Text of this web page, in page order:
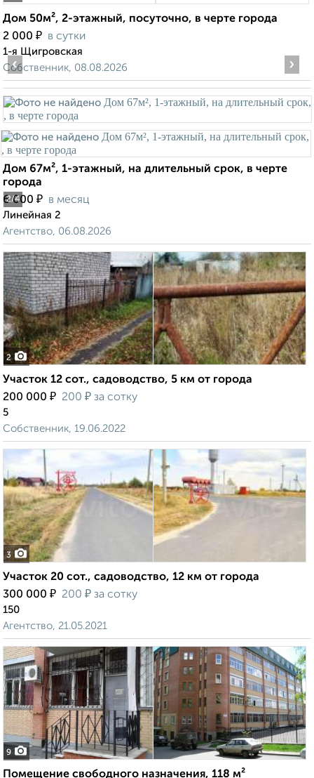
Дом 50м², 2-этажный, посуточно, в черте города
2 000 ₽ в сутки
1-я Щигровская
Собственник, 08.08.2026
2/4
‹ ›
Дом 67м², 1-этажный, на длительный срок, в черте
города
6 000 ₽ в месяц
Линейная 2
Агентство, 06.08.2026
2
Участок 12 сот., садоводство, 5 км от города
200 000 ₽ 200 ₽ за сотку
5
Собственник, 19.06.2022
3
Участок 20 сот., садоводство, 12 км от города
300 000 ₽ 200 ₽ за сотку
150
Агентство, 21.05.2021
9
Помещение свободного назначения, 118 м²